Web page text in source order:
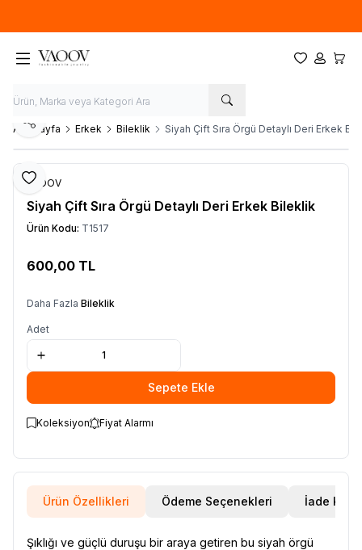
Favorilerim
Hesabım
Ana Sayfa Erkek Bileklik Siyah Çift Sıra Örgü Detaylı Deri Erkek
Favoriye Ekle
Paylaş
VAOOV
Siyah Çift Sıra Örgü Detaylı Deri Erkek Bileklik
Ürün Kodu: T1517
600,00 TL
Daha Fazla Bileklik
Adet
Sepete Ekle
Koleksiyon Fiyat Alarmı
Ürün Özellikleri Ödeme Seçenekleri İade
Şıklığı ve güçlü duruşu bir araya getiren bu siyah örgü